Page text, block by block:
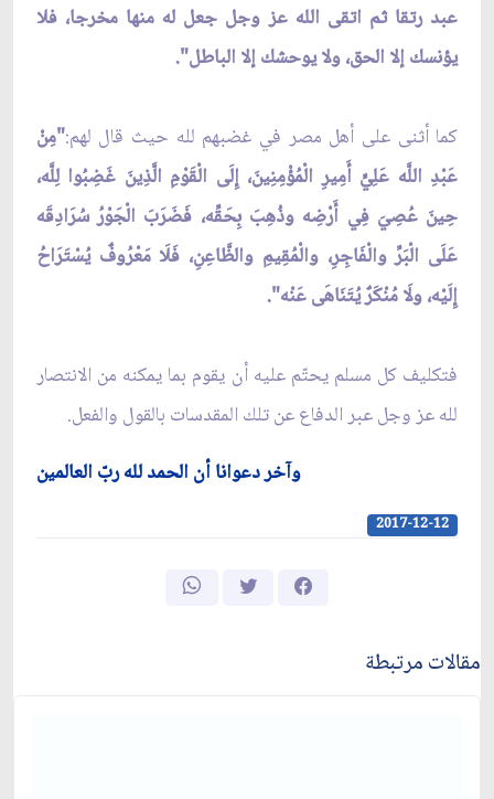
عبد رتقا ثم اتقى الله عز وجل جعل له منها مخرجا، فلا
يؤنسك إلا الحق، ولا يوحشك إلا الباطل".
كما أثنى على أهل مصر في غضبهم لله حيث قال لهم:"مِنْ
عَبْدِ اللَّه عَلِيٍّ أَمِيرِ الْمُؤْمِنِينَ، إِلَى الْقَوْمِ الَّذِينَ غَضِبُوا لِلَّه،
حِينَ عُصِيَ فِي أَرْضِه وذُهِبَ بِحَقِّه، فَضَرَبَ الْجَوْرُ سُرَادِقَه
عَلَى الْبَرِّ والْفَاجِرِ، والْمُقِيمِ والظَّاعِنِ، فَلَا مَعْرُوفٌ يُسْتَرَاحُ
إِلَيْه، ولَا مُنْكَرٌ يُتَنَاهَى عَنْه".
فتكليف كل مسلم يحتّم عليه أن يقوم بما يمكنه من الانتصار
لله عز وجل عبر الدفاع عن تلك المقدسات بالقول والفعل.
وآخر دعوانا أن الحمد لله ربّ العالمين
2017-12-12
مقالات مرتبطة